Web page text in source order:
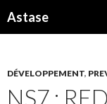
Astase
DÉVELOPPEMENT,
NS7 :